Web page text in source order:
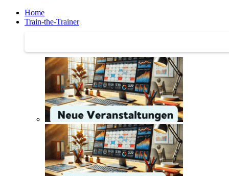
Home
Train-the-Trainer